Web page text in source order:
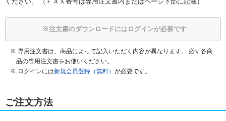
※注文書のダウンロードにはログインが必要です
専用注文書は、商品によって記入いただく内容が異なります。 必ず各商
品の専用注文書をお使いください。
ログインには新規会員登録（無料） が必要です。
ご注文方法